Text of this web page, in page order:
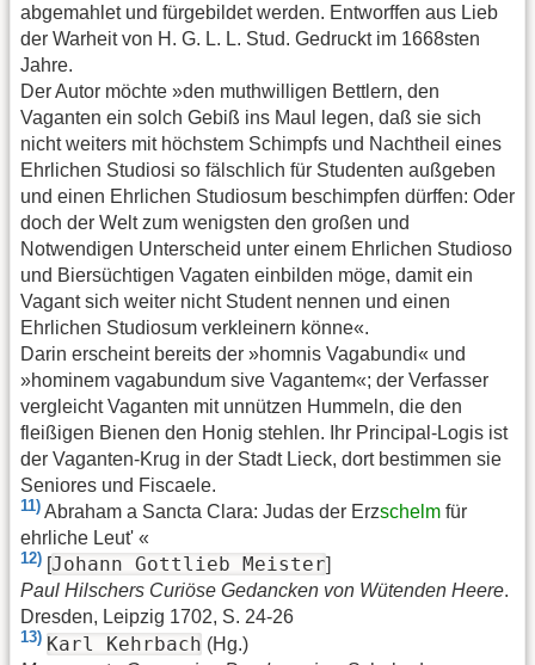
abgemahlet und fürgebildet werden. Entworffen aus Lieb
der Warheit von H. G. L. L. Stud. Gedruckt im 1668sten
Jahre.
Der Autor möchte »den muthwilligen Bettlern, den
Vaganten ein solch Gebiß ins Maul legen, daß sie sich
nicht weiters mit höchstem Schimpfs und Nachtheil eines
Ehrlichen Studiosi so fälschlich für Studenten außgeben
und einen Ehrlichen Studiosum beschimpfen dürffen: Oder
doch der Welt zum wenigsten den großen und
Notwendigen Unterscheid unter einem Ehrlichen Studioso
und Biersüchtigen Vagaten einbilden möge, damit ein
Vagant sich weiter nicht Student nennen und einen
Ehrlichen Studiosum verkleinern könne«.
Darin erscheint bereits der »homnis Vagabundi« und
»hominem vagabundum sive Vagantem«; der Verfasser
vergleicht Vaganten mit unnützen Hummeln, die den
fleißigen Bienen den Honig stehlen. Ihr Principal-Logis ist
der Vaganten-Krug in der Stadt Lieck, dort bestimmen sie
Seniores und Fiscaele.
11) Abraham a Sancta Clara: Judas der Erzschelm für
ehrliche Leut' «
12) [Johann Gottlieb Meister]
Paul Hilschers Curiöse Gedancken von Wütenden Heere.
Dresden, Leipzig 1702, S. 24-26
13) Karl Kehrbach (Hg.)